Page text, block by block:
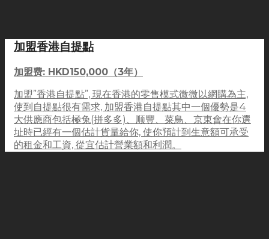
加盟香港自提點
加盟费: HKD150,000（3年）
加盟”香港自提點”, 現在香港的零售模式微微以網購為主,
使到自提點很有需求, 加盟香港自提點其中一個優勢是4
大供應商包括極兔(拼多多)、顺豐、菜鳥、京東會在你選
址時已經有一個估計貨量給你, 使你預計到生意額可承受
的租金和工資, 從宜估計營業額和利潤。